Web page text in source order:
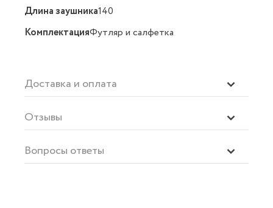
Длина заушника140
КомплектацияФутляр и салфетка
Доставка и оплата
Отзывы
Вопросы ответы